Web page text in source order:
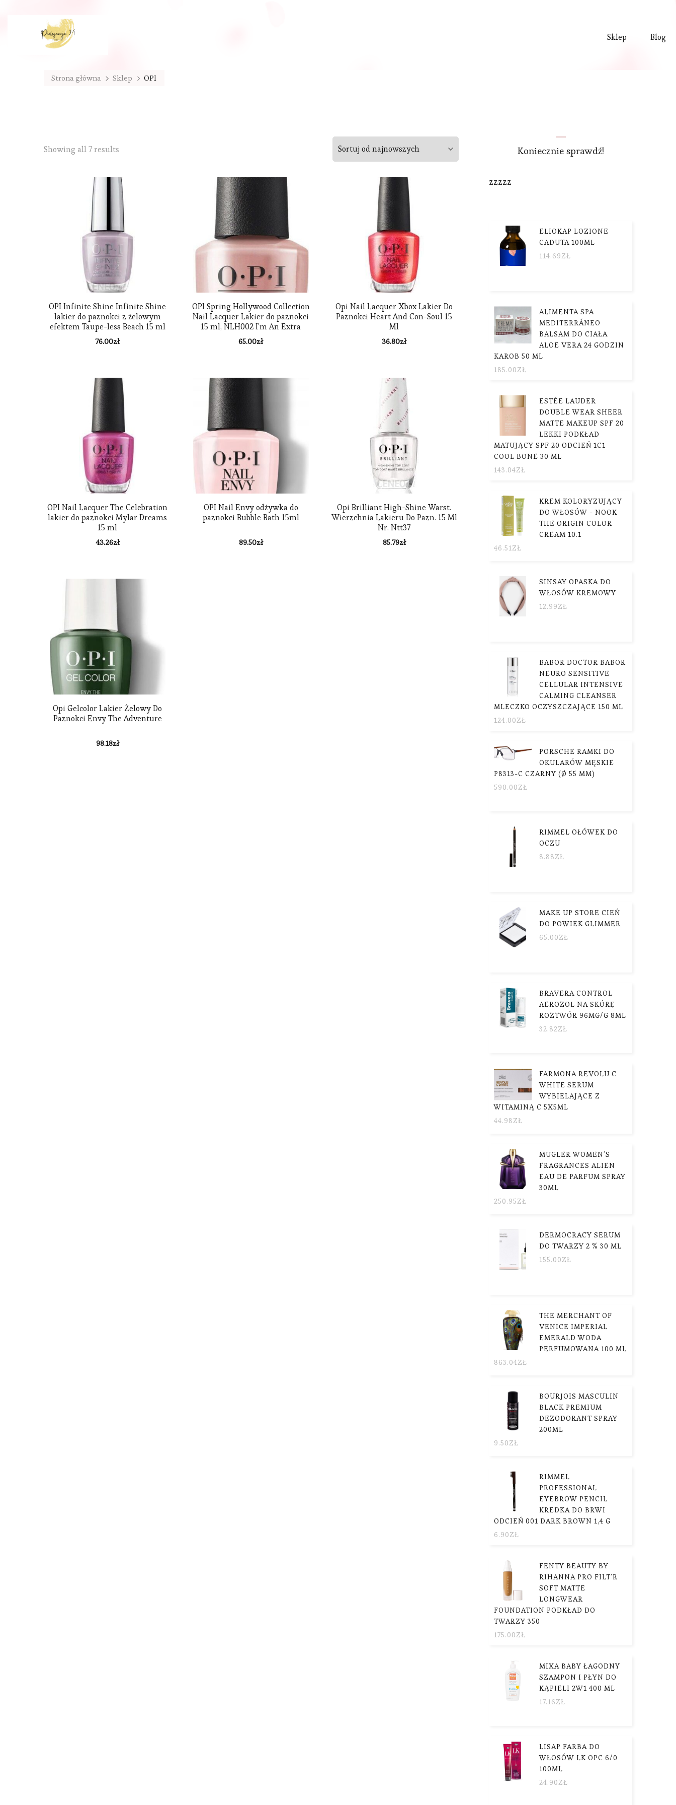
Sklep Blog
Strona główna Sklep OPI
Showing all 7 results
latest
OPI Infinite Shine Infinite Shine
lakier do paznokci z żelowym
efektem Taupe-less Beach 15 ml
76.00zł
OPI Spring Hollywood Collection
Nail Lacquer Lakier do paznokci
15 ml, NLH002 I’m An Extra
65.00zł
Opi Nail Lacquer Xbox Lakier Do
Paznokci Heart And Con-Soul 15
Ml
36.80zł
OPI Nail Lacquer The Celebration
lakier do paznokci Mylar Dreams
15 ml
43.26zł
OPI Nail Envy odżywka do
paznokci Bubble Bath 15ml
89.50zł
Opi Brilliant High-Shine Warst.
Wierzchnia Lakieru Do Pazn. 15 Ml
Nr. Ntt37
85.79zł
Opi Gelcolor Lakier Żelowy Do
Paznokci Envy The Adventure
98.18zł
Koniecznie sprawdź!
zzzzz
ELIOKAP LOZIONE
CADUTA 100ML
114.69ZŁ
ALIMENTA SPA
MEDITERRÁNEO
BALSAM DO CIAŁA
ALOE VERA 24 GODZIN
KAROB 50 ML
185.00ZŁ
ESTÉE LAUDER
DOUBLE WEAR SHEER
MATTE MAKEUP SPF 20
LEKKI PODKŁAD
MATUJĄCY SPF 20 ODCIEŃ 1C1
COOL BONE 30 ML
143.04ZŁ
KREM KOLORYZUJĄCY
DO WŁOSÓW - NOOK
THE ORIGIN COLOR
CREAM 10.1
46.51ZŁ
SINSAY OPASKA DO
WŁOSÓW KREMOWY
12.99ZŁ
BABOR DOCTOR BABOR
NEURO SENSITIVE
CELLULAR INTENSIVE
CALMING CLEANSER
MLECZKO OCZYSZCZAJĄCE 150 ML
124.00ZŁ
PORSCHE RAMKI DO
OKULARÓW MĘSKIE
P8313-C CZARNY (Ø 55 MM)
590.00ZŁ
RIMMEL OŁÓWEK DO
OCZU
8.88ZŁ
MAKE UP STORE CIEŃ
DO POWIEK GLIMMER
65.00ZŁ
BRAVERA CONTROL
AEROZOL NA SKÓRĘ
ROZTWÓR 96MG/G 8ML
32.82ZŁ
FARMONA REVOLU C
WHITE SERUM
WYBIELAJĄCE Z
WITAMINĄ C 5X5ML
44.98ZŁ
MUGLER WOMEN’S
FRAGRANCES ALIEN
EAU DE PARFUM SPRAY
30ML
250.95ZŁ
DERMOCRACY SERUM
DO TWARZY 2 % 30 ML
155.00ZŁ
THE MERCHANT OF
VENICE IMPERIAL
EMERALD WODA
PERFUMOWANA 100 ML
863.04ZŁ
BOURJOIS MASCULIN
BLACK PREMIUM
DEZODORANT SPRAY
200ML
9.50ZŁ
RIMMEL
PROFESSIONAL
EYEBROW PENCIL
KREDKA DO BRWI
ODCIEŃ 001 DARK BROWN 1,4 G
6.90ZŁ
FENTY BEAUTY BY
RIHANNA PRO FILT'R
SOFT MATTE
LONGWEAR
FOUNDATION PODKŁAD DO
TWARZY 350
175.00ZŁ
MIXA BABY ŁAGODNY
SZAMPON I PŁYN DO
KĄPIELI 2W1 400 ML
17.16ZŁ
LISAP FARBA DO
WŁOSÓW LK OPC 6/0
100ML
24.90ZŁ